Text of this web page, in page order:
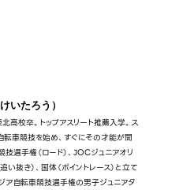
いたろう）
高校卒。トップアスリート推薦入学。ス
車競技を始め、すぐにその才能が開
選手権（ロード）、JOCジュニアオリ
抜き）、国体（ポイントレース）と立て
ア自転車競技選手権の男子ジュニアタ